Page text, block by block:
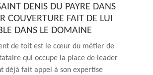
DENIS DU PAYRE DANS
COUVERTURE FAIT DE LUI
DANS LE DOMAINE
de toit est le cœur du métier de
qui occupe la place de leader
déjà fait appel à son expertise